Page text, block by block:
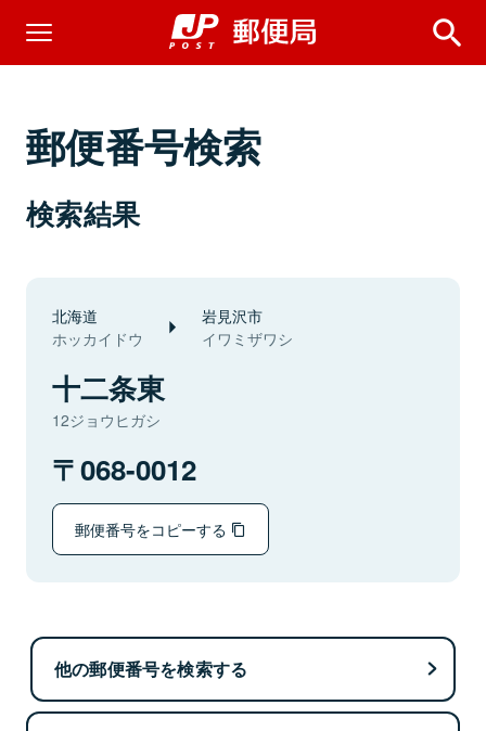
郵便番号検索
検索結果
北海道
ホッカイドウ
岩見沢市
イワミザワシ
十二条東
12ジョウヒガシ
068-0012
郵便番号をコピーする
他の郵便番号を検索する